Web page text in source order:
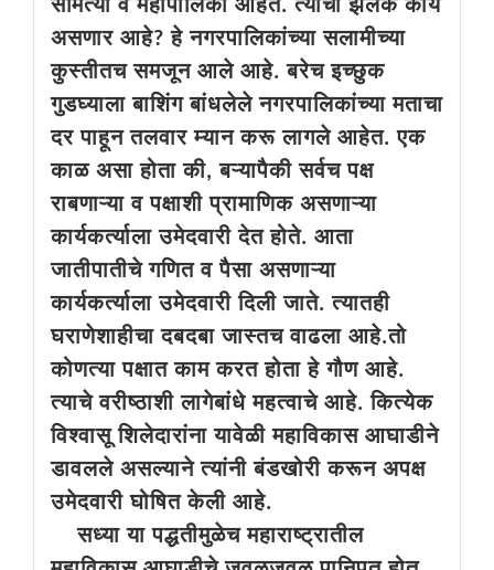
समित्या व महापालिका आहेत. त्याची झलक काय
असणार आहे? हे नगरपालिकांच्या सलामीच्या
कुस्तीतच समजून आले आहे. बरेच इच्छुक
गुडघ्याला बाशिंग बांधलेले नगरपालिकांच्या मताचा
दर पाहून तलवार म्यान करू लागले आहेत. एक
काळ असा होता की, बऱ्यापैकी सर्वच पक्ष
राबणाऱ्या व पक्षाशी प्रामाणिक असणाऱ्या
कार्यकर्त्याला उमेदवारी देत होते. आता
जातीपातीचे गणित व पैसा असणाऱ्या
कार्यकर्त्याला उमेदवारी दिली जाते. त्यातही
घराणेशाहीचा दबदबा जास्तच वाढला आहे.तो
कोणत्या पक्षात काम करत होता हे गौण आहे.
त्याचे वरीष्ठाशी लागेबांधे महत्वाचे आहे. कित्येक
विश्वासू शिलेदारांना यावेळी महाविकास आघाडीने
डावलले असल्याने त्यांनी बंडखोरी करून अपक्ष
उमेदवारी घोषित केली आहे.
सध्या या पद्धतीमुळेच महाराष्ट्रातील